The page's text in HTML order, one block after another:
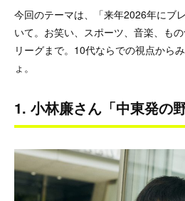
今回のテーマは、「来年2026年にブ
いて。お笑い、スポーツ、音楽、も
リーグまで。10代ならでの視点から
ょ。
1. 小林廉さん「中東発の